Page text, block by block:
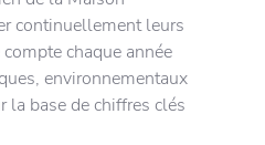
l'eau et
continuellement leurs
chaque année
environnementaux
la base de chiffres clés